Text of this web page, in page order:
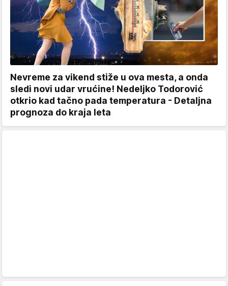
Nevreme za vikend stiže u ova mesta, a onda
sledi novi udar vrućine! Nedeljko Todorović
otkrio kad tačno pada temperatura - Detaljna
prognoza do kraja leta